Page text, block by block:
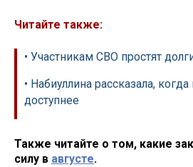
Читайте также:
• Участникам СВО простят
• Набиуллина рассказала,
доступнее
Также читайте о том, какие
силу в августе.